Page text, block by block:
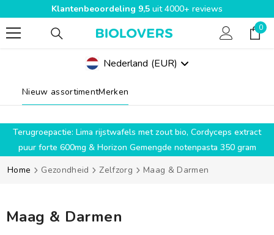
SPRING NAAR INHOUD
Klantenbeoordeling 9,5 uit 4000+ reviews
0
0
Geolocation Button Mobile: Nederland, EUR
Nederland (EUR)
Nieuw assortimentMerken
Terugroepactie: Lima rijstwafels met zout bio, Cordyceps extract
puur forte 600mg & Horizon Gemengde notenpasta 350 gram
Home
Gezondheid Zelfzorg Maag & Darmen
Maag & Darmen